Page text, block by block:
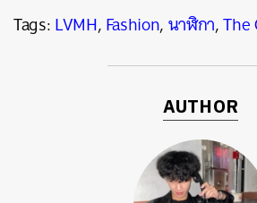
Tags:LVMH,Fashion,นาฬิกา,The
AUTHOR